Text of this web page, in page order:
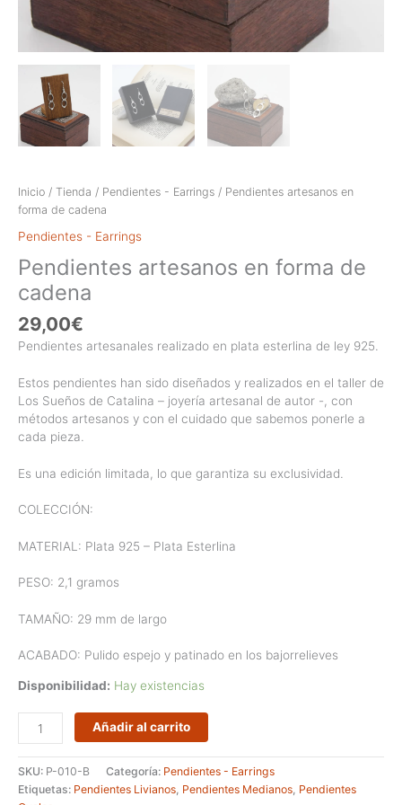
Inicio / Tienda / Pendientes - Earrings / Pendientes artesanos en
forma de cadena
Pendientes - Earrings
Pendientes artesanos en forma de
cadena
29,00€
Pendientes artesanales realizado en plata esterlina de ley 925.
Estos pendientes han sido diseñados y realizados en el taller de
Los Sueños de Catalina – joyería artesanal de autor -, con
métodos artesanos y con el cuidado que sabemos ponerle a
cada pieza.
Es una edición limitada, lo que garantiza su exclusividad.
COLECCIÓN:
MATERIAL: Plata 925 – Plata Esterlina
PESO: 2,1 gramos
TAMAÑO: 29 mm de largo
ACABADO: Pulido espejo y patinado en los bajorrelieves
Disponibilidad: Hay existencias
Pendientes
en
forma
de
Añadir al carrito
SKU: P-010-B Categoría: Pendientes - Earrings
Etiquetas: Pendientes Livianos, Pendientes Medianos, Pendientes